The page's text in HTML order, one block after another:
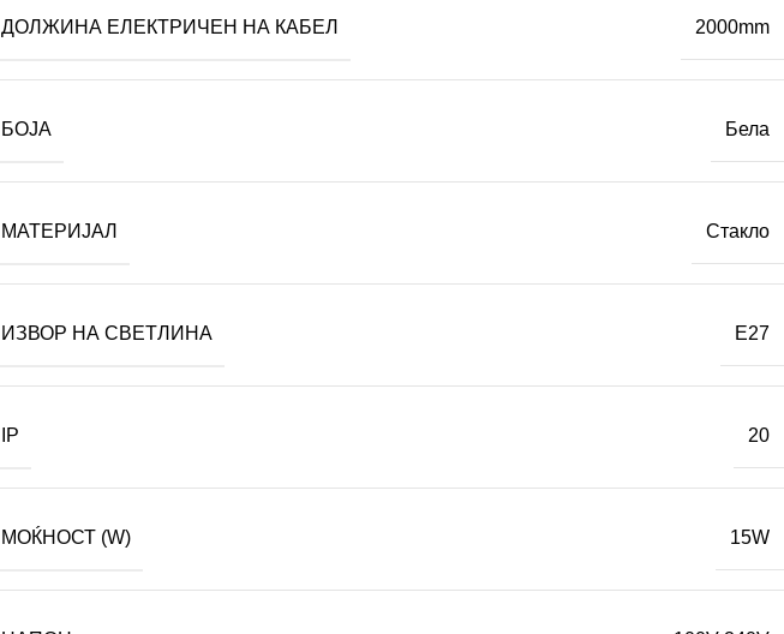
ДОЛЖИНА ЕЛЕКТРИЧЕН НА КАБЕЛ 2000mm
БОЈА Бела
МАТЕРИЈАЛ Стакло
ИЗВОР НА СВЕТЛИНА E27
IP 20
МОЌНОСТ (W) 15W